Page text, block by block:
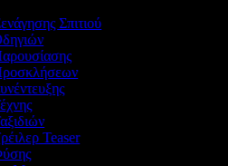
Σπιτιού
Teaser